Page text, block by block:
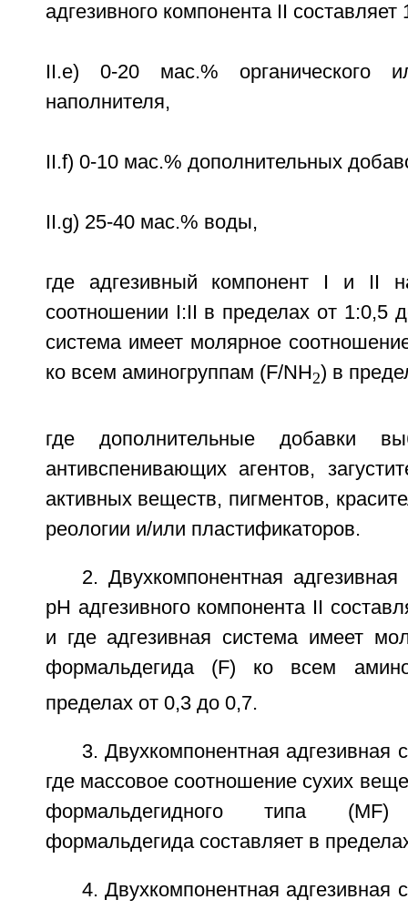
адгезивного компонента II составляет
II.e) 0-20 мас.% органического
наполнителя,
II.f) 0-10 мас.% дополнительных
II.g) 25-40 мас.% воды,
где адгезивный компонент I и II
соотношении I:II в пределах от 1:0,5
система имеет молярное
ко всем аминогруппам (F/NH2) в
где дополнительные добавки
антивспенивающих агентов,
активных веществ, пигментов,
реологии и/или пластификаторов.
2. Двухкомпонентная
pH адгезивного компонента II
и где адгезивная система имеет
формальдегида (F) ко всем
пределах от 0,3 до 0,7.
3. Двухкомпонентная адгезивная
где массовое соотношение сухих
формальдегидного типа
формальдегида составляет в
4. Двухкомпонентная адгезивная